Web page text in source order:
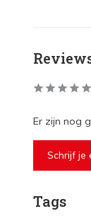
Er zijn nog
Schrijf je
Tags